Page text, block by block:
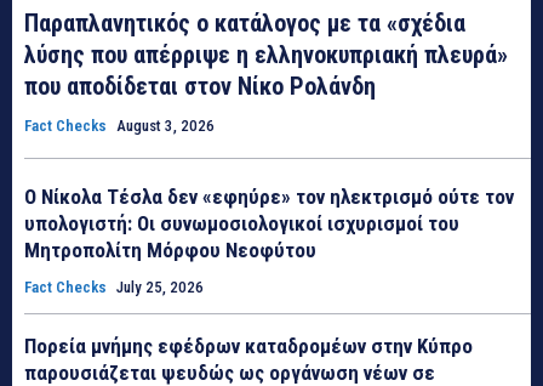
Παραπλανητικός ο κατάλογος με τα «σχέδια
λύσης που απέρριψε η ελληνοκυπριακή πλευρά»
που αποδίδεται στον Νίκο Ρολάνδη
Fact Checks August 3, 2026
Ο Νίκολα Τέσλα δεν «εφηύρε» τον ηλεκτρισμό ούτε τον
υπολογιστή: Οι συνωμοσιολογικοί ισχυρισμοί του
Μητροπολίτη Μόρφου Νεοφύτου
Fact Checks July 25, 2026
Πορεία μνήμης εφέδρων καταδρομέων στην Κύπρο
παρουσιάζεται ψευδώς ως οργάνωση νέων σε